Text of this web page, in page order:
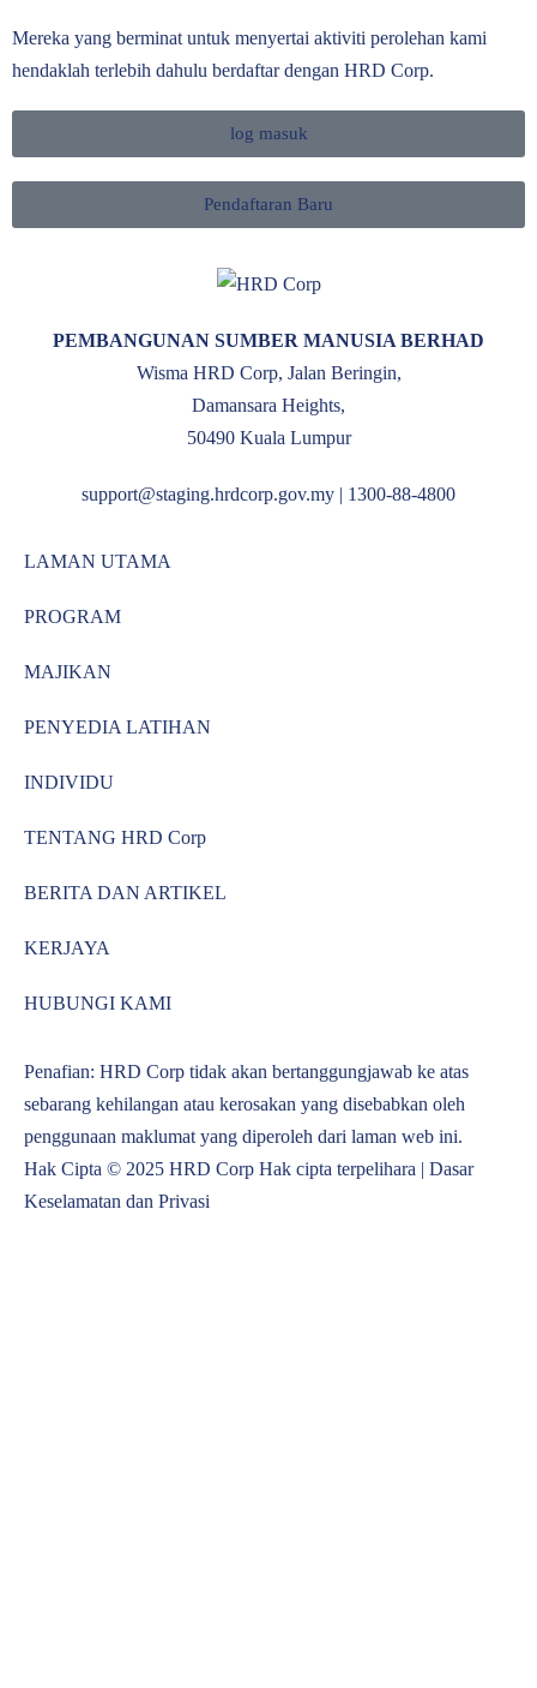
Mereka yang berminat untuk menyertai aktiviti perolehan kami
hendaklah terlebih dahulu berdaftar dengan HRD Corp.
log masuk
Pendaftaran Baru
PEMBANGUNAN SUMBER MANUSIA BERHAD
Wisma HRD Corp, Jalan Beringin,
Damansara Heights,
50490 Kuala Lumpur
support@staging.hrdcorp.gov.my | 1300-88-4800
LAMAN UTAMA
PROGRAM
MAJIKAN
PENYEDIA LATIHAN
INDIVIDU
TENTANG HRD Corp
BERITA DAN ARTIKEL
KERJAYA
HUBUNGI KAMI
Penafian: HRD Corp tidak akan bertanggungjawab ke atas
sebarang kehilangan atau kerosakan yang disebabkan oleh
penggunaan maklumat yang diperoleh dari laman web ini.
Hak Cipta © 2025 HRD Corp Hak cipta terpelihara | Dasar
Keselamatan dan Privasi